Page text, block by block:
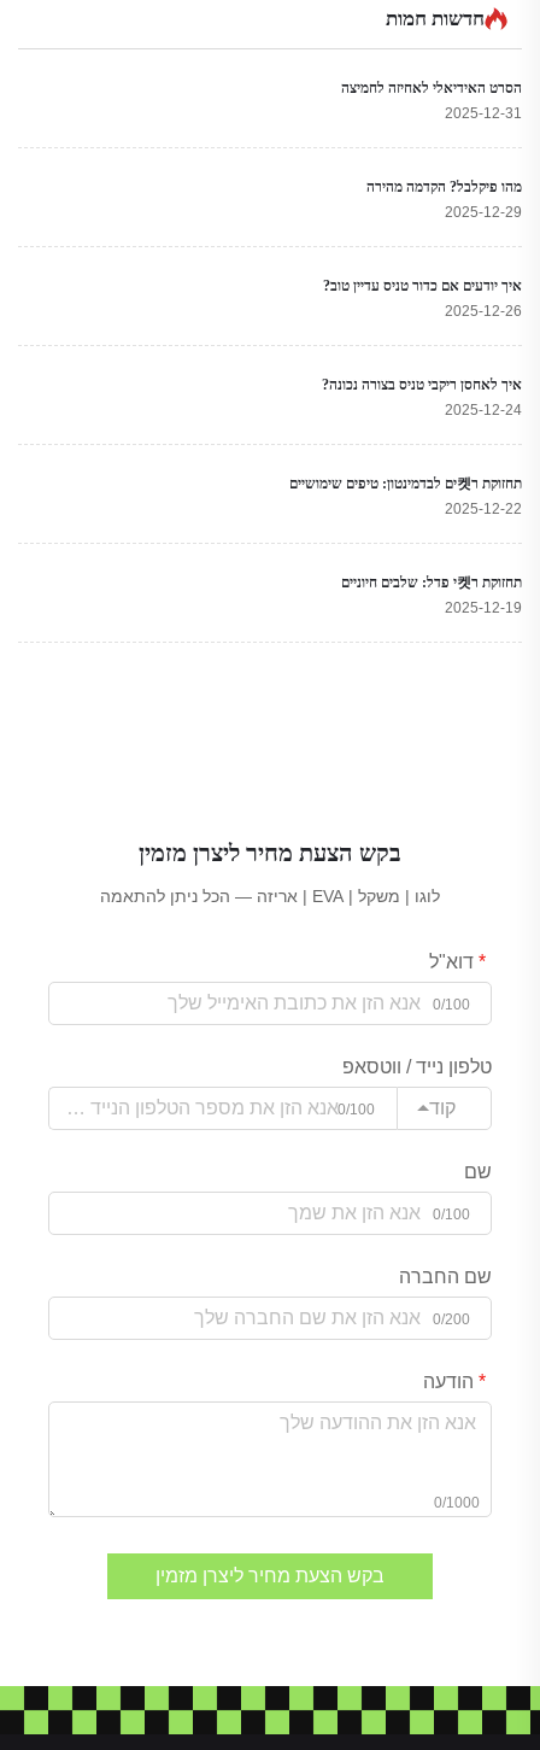
חדשות חמות
הסרט האידיאלי לאחיזה לחמיצה
2025-12-31
מהו פיקלבל? הקדמה מהירה
2025-12-29
איך יודעים אם כדור טניס עדיין טוב?
2025-12-26
איך לאחסן ריקבי טניס בצורה נכונה?
2025-12-24
תחזוקת ר켓ים לבדמינטון: טיפים שימושיים
2025-12-22
תחזוקת ר켓י פדל: שלבים חיוניים
2025-12-19
בקש הצעת מחיר ליצרן מזמין
לוגו | משקל | EVA | אריזה — הכל ניתן להתאמה
דוא"ל
0/100
טלפון נייד / ווטסאפ
קוד
0/100
שם
0/100
שם החברה
0/200
הודעה
0/1000
בקש הצעת מחיר ליצרן מזמין